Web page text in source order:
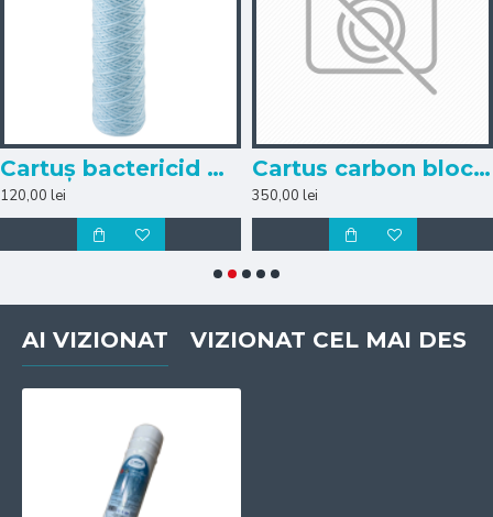
Cartuș bactericid mecanic din fir de polipropilenă FA 10 Sanic SX 25mcr Atlas Filtri
120,00 lei
Cartus carbon bloc (ME-Compact CTO-10)
350,00 lei
AI VIZIONAT VIZIONAT CEL MAI DES